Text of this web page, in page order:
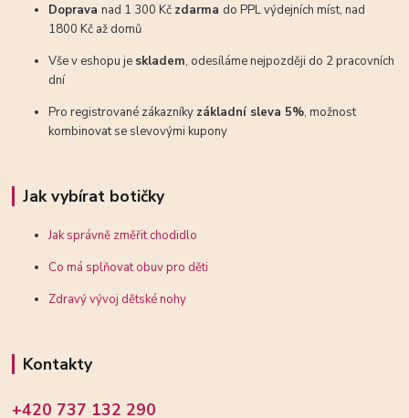
Dopravanad 1 300 Kč zdarma do PPL výdejních míst, nad
1800 Kč až domů
Vše v eshopu je skladem, odesíláme nejpozději do 2 pracovních
dní
Pro registrované zákazníky základní sleva 5%, možnost
kombinovat se slevovými kupony
Jak vybírat botičky
Jak správně změřit chodidlo
Co má splňovat obuv pro děti
Zdravý vývoj dětské nohy
Kontakty
+420 737 132 290